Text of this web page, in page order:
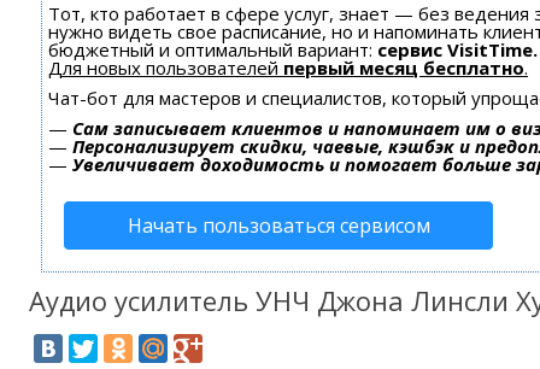
Тот, кто работает в сфере услуг, знает — без ведения
нужно видеть свое расписание, но и напоминать
бюджетный и оптимальный вариант: сервис VisitTime.
Для новых пользователей первый месяц бесплатно.
Чат-бот для мастеров и специалистов, который
— Сам записывает клиентов и напоминает им о
— Персонализирует скидки, чаевые, кэшбэк и
— Увеличивает доходимость и помогает больше
Начать пользоваться сервисом
Аудио усилитель УНЧ Джона Линсли